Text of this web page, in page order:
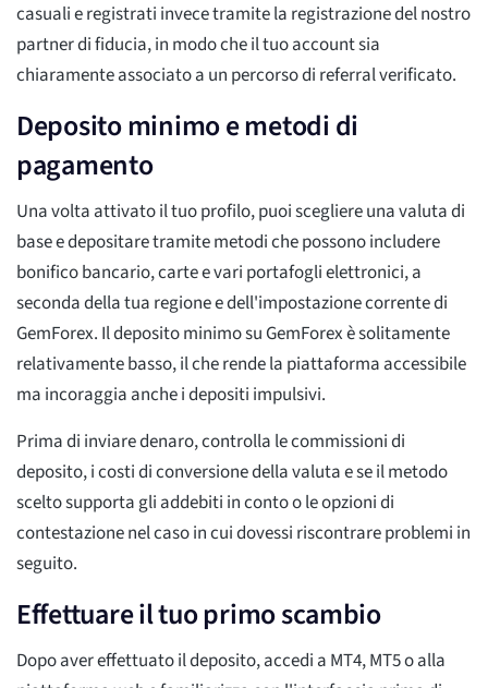
casuali e registrati invece tramite la registrazione del nostro
partner di fiducia, in modo che il tuo account sia
chiaramente associato a un percorso di referral verificato.
Deposito minimo e metodi di
pagamento
Una volta attivato il tuo profilo, puoi scegliere una valuta di
base e depositare tramite metodi che possono includere
bonifico bancario, carte e vari portafogli elettronici, a
seconda della tua regione e dell'impostazione corrente di
GemForex. Il deposito minimo su GemForex è solitamente
relativamente basso, il che rende la piattaforma accessibile
ma incoraggia anche i depositi impulsivi.
Prima di inviare denaro, controlla le commissioni di
deposito, i costi di conversione della valuta e se il metodo
scelto supporta gli addebiti in conto o le opzioni di
contestazione nel caso in cui dovessi riscontrare problemi in
seguito.
Effettuare il tuo primo scambio
Dopo aver effettuato il deposito, accedi a MT4, MT5 o alla